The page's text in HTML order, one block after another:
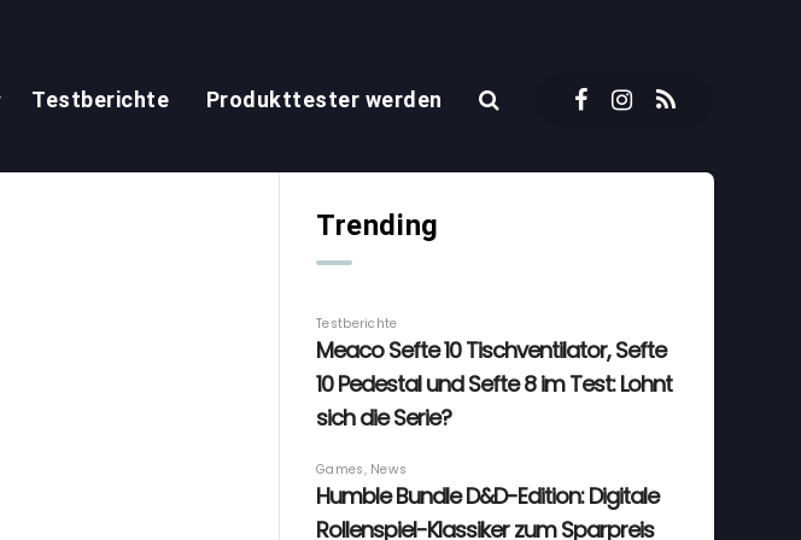
Testberichte Produkttester werden
Trending